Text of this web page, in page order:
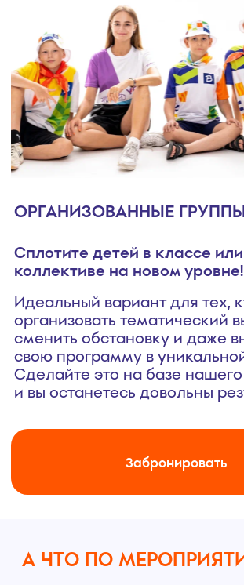
ДЕТИ: «ЭТО ЛУЧШЕ, ЧЕМ
КОМПЬЮТЕРНЫЕ ИГРЫ! Я ЗДЕСЬ КАК
ГЕРОЙ, ТОЛЬКО ВСЁ ПО-НАСТОЯЩЕМУ!»
РОДИТЕЛИ:
«МЫ ОТПРАВИЛИ ДОЧЬ, ЧТОБЫ
ОТДОХНУТЬ ОТ ЕЁ TIKTOK. ИТОГ: НОВЫЕ
ДРУЗЬЯ, КВЕСТЫ И ЖЕЛАНИЕ ВЕРНУТЬСЯ!»